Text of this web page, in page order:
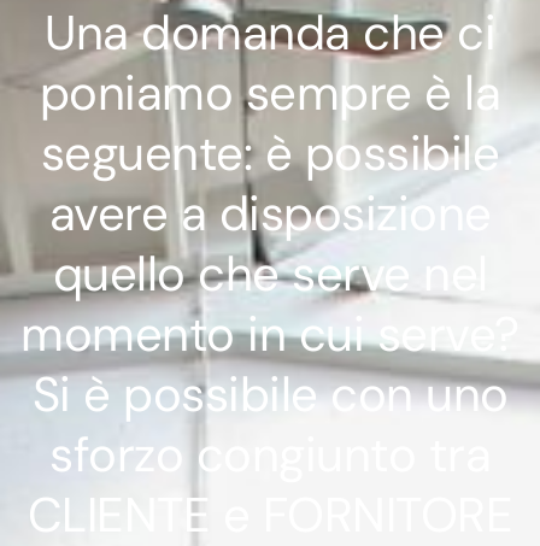
Una domanda che ci
poniamo sempre è la
seguente: è possibile
avere a disposizione
quello che serve nel
momento in cui serve?
Si è possibile con uno
sforzo congiunto tra
CLIENTE e FORNITORE